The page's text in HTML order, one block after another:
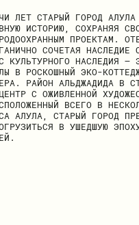
ЛЕТ СТАРЫЙ ГОРОД
ИСТОРИЮ, СОХРАНЯЯ
ПРОЕКТАМ.
СОЧЕТАЯ НАСЛЕДИЕ
КУЛЬТУРНОГО НАСЛЕДИЯ —
В РОСКОШНЫЙ ЭКО-
РАЙОН АЛЬДЖАДИДА В
С ОЖИВЛЕННОЙ
ВСЕГО В
АЛУЛА, СТАРЫЙ ГОРОД
В УШЕДШУЮ